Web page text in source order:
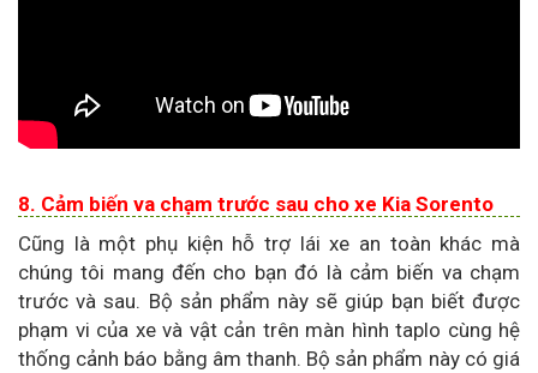
8. Cảm biến va chạm trước sau cho xe Kia Sorento
Cũng là một phụ kiện hỗ trợ lái xe an toàn khác mà
chúng tôi mang đến cho bạn đó là cảm biến va chạm
trước và sau. Bộ sản phẩm này sẽ giúp bạn biết được
phạm vi của xe và vật cản trên màn hình taplo cùng hệ
thống cảnh báo bằng âm thanh. Bộ sản phẩm này có giá